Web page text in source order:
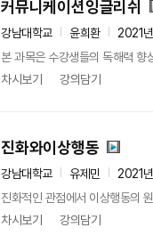
커뮤니케이션잉글리쉬
강남대학교 윤희환
2021
본 과목은 수강생들의 독해력 향
차시보기
강의담기
진화와이상행동
강남대학교 유제민
2021
진화적인 관점에서 이상행동의
차시보기
강의담기